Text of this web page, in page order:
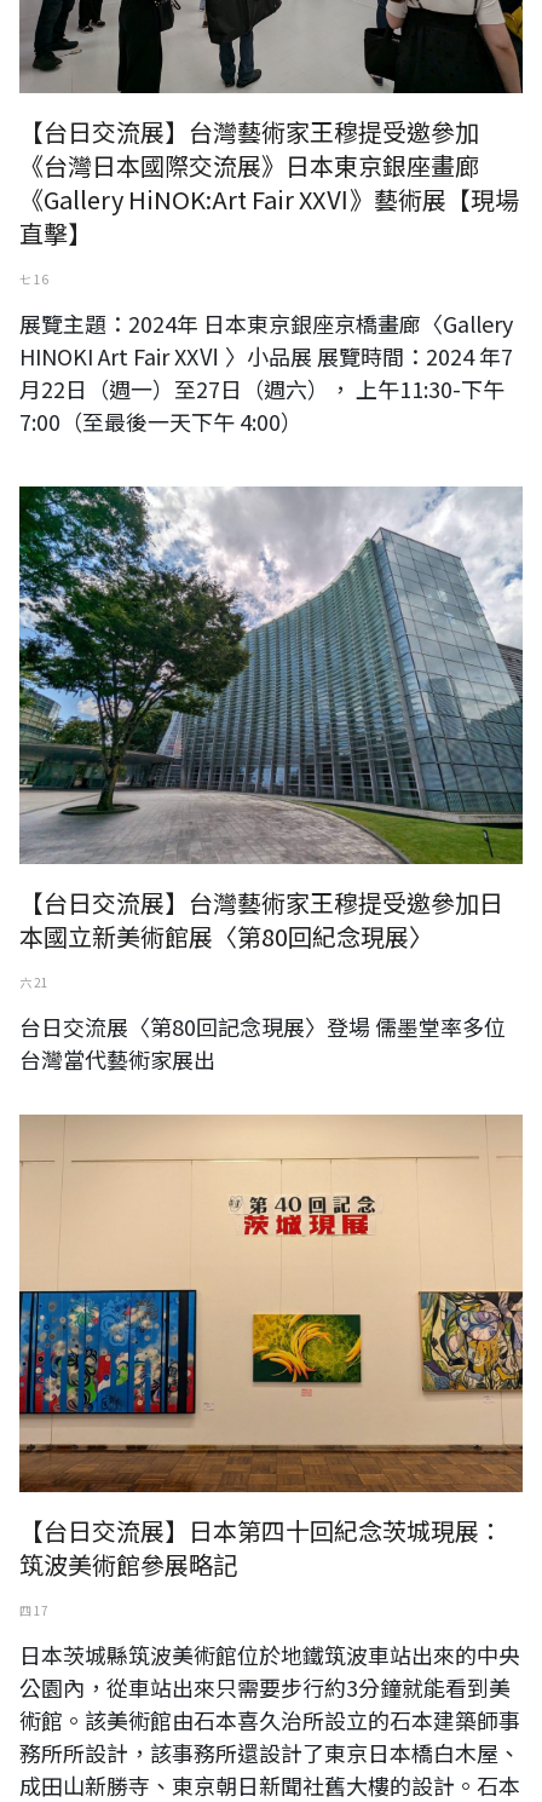
【台日交流展】台灣藝術家王穆提受邀參加
《台灣日本國際交流展》日本東京銀座畫廊
《Gallery HiNOK:Art Fair XXⅥ》藝術展【現場
直擊】
七 16
展覽主題：2024年 日本東京銀座京橋畫廊〈Gallery
HINOKI Art Fair XXⅥ 〉小品展 展覽時間：2024 年7
月22日（週一）至27日（週六）， 上午11:30-下午
7:00（至最後一天下午 4:00）
台日交流展〈第80回記念現展〉-國立新美術館展
【台日交流展】台灣藝術家王穆提受邀參加日
本國立新美術館展〈第80回紀念現展〉
六 21
台日交流展〈第80回記念現展〉登場 儒墨堂率多位
台灣當代藝術家展出
【台日交流展】日本第四十回紀念茨城現展：
筑波美術館參展略記
四 17
日本茨城縣筑波美術館位於地鐵筑波車站出來的中央
公園內，從車站出來只需要步行約3分鐘就能看到美
術館。該美術館由石本喜久治所設立的石本建築師事
務所所設計，該事務所還設計了東京日本橋白木屋、
成田山新勝寺、東京朝日新聞社舊大樓的設計。石本